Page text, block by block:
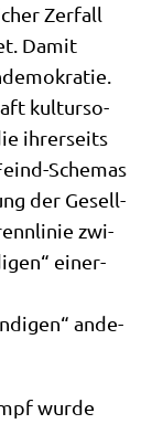
Zer­fall
Damit
kul­tur­so­
ihrer­seits
Sche­mas
der Gesell­
zwi­
einer­
ande­
wur­de